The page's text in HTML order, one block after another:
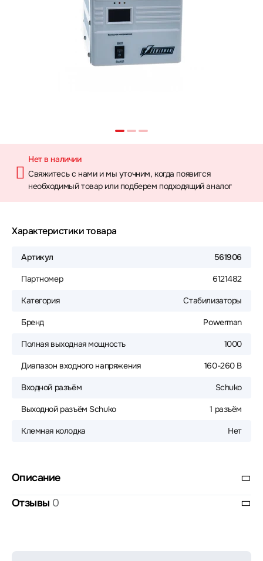
Нет в наличии
Свяжитесь с нами и мы уточним, когда появится
необходимый товар или подберем подходящий аналог
Характеристики товара
Артикул 561906
Партномер 6121482
Категория Стабилизаторы
Бренд Powerman
Полная выходная мощность 1000
Диапазон входного напряжения 160-260 В
Входной разъём Schuko
Выходной разъём Schuko 1 разъём
Клемная колодка Нет
Описание
Отзывы 0